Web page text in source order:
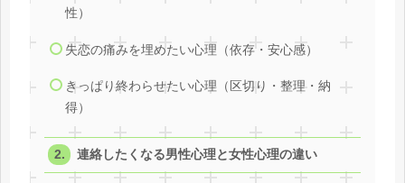
性）
失恋の痛みを埋めたい心理（依存・安心感）
きっぱり終わらせたい心理（区切り・整理・納
得）
連絡したくなる男性心理と女性心理の違い